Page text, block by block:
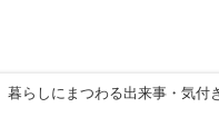
らしにまつわる出来事・気付